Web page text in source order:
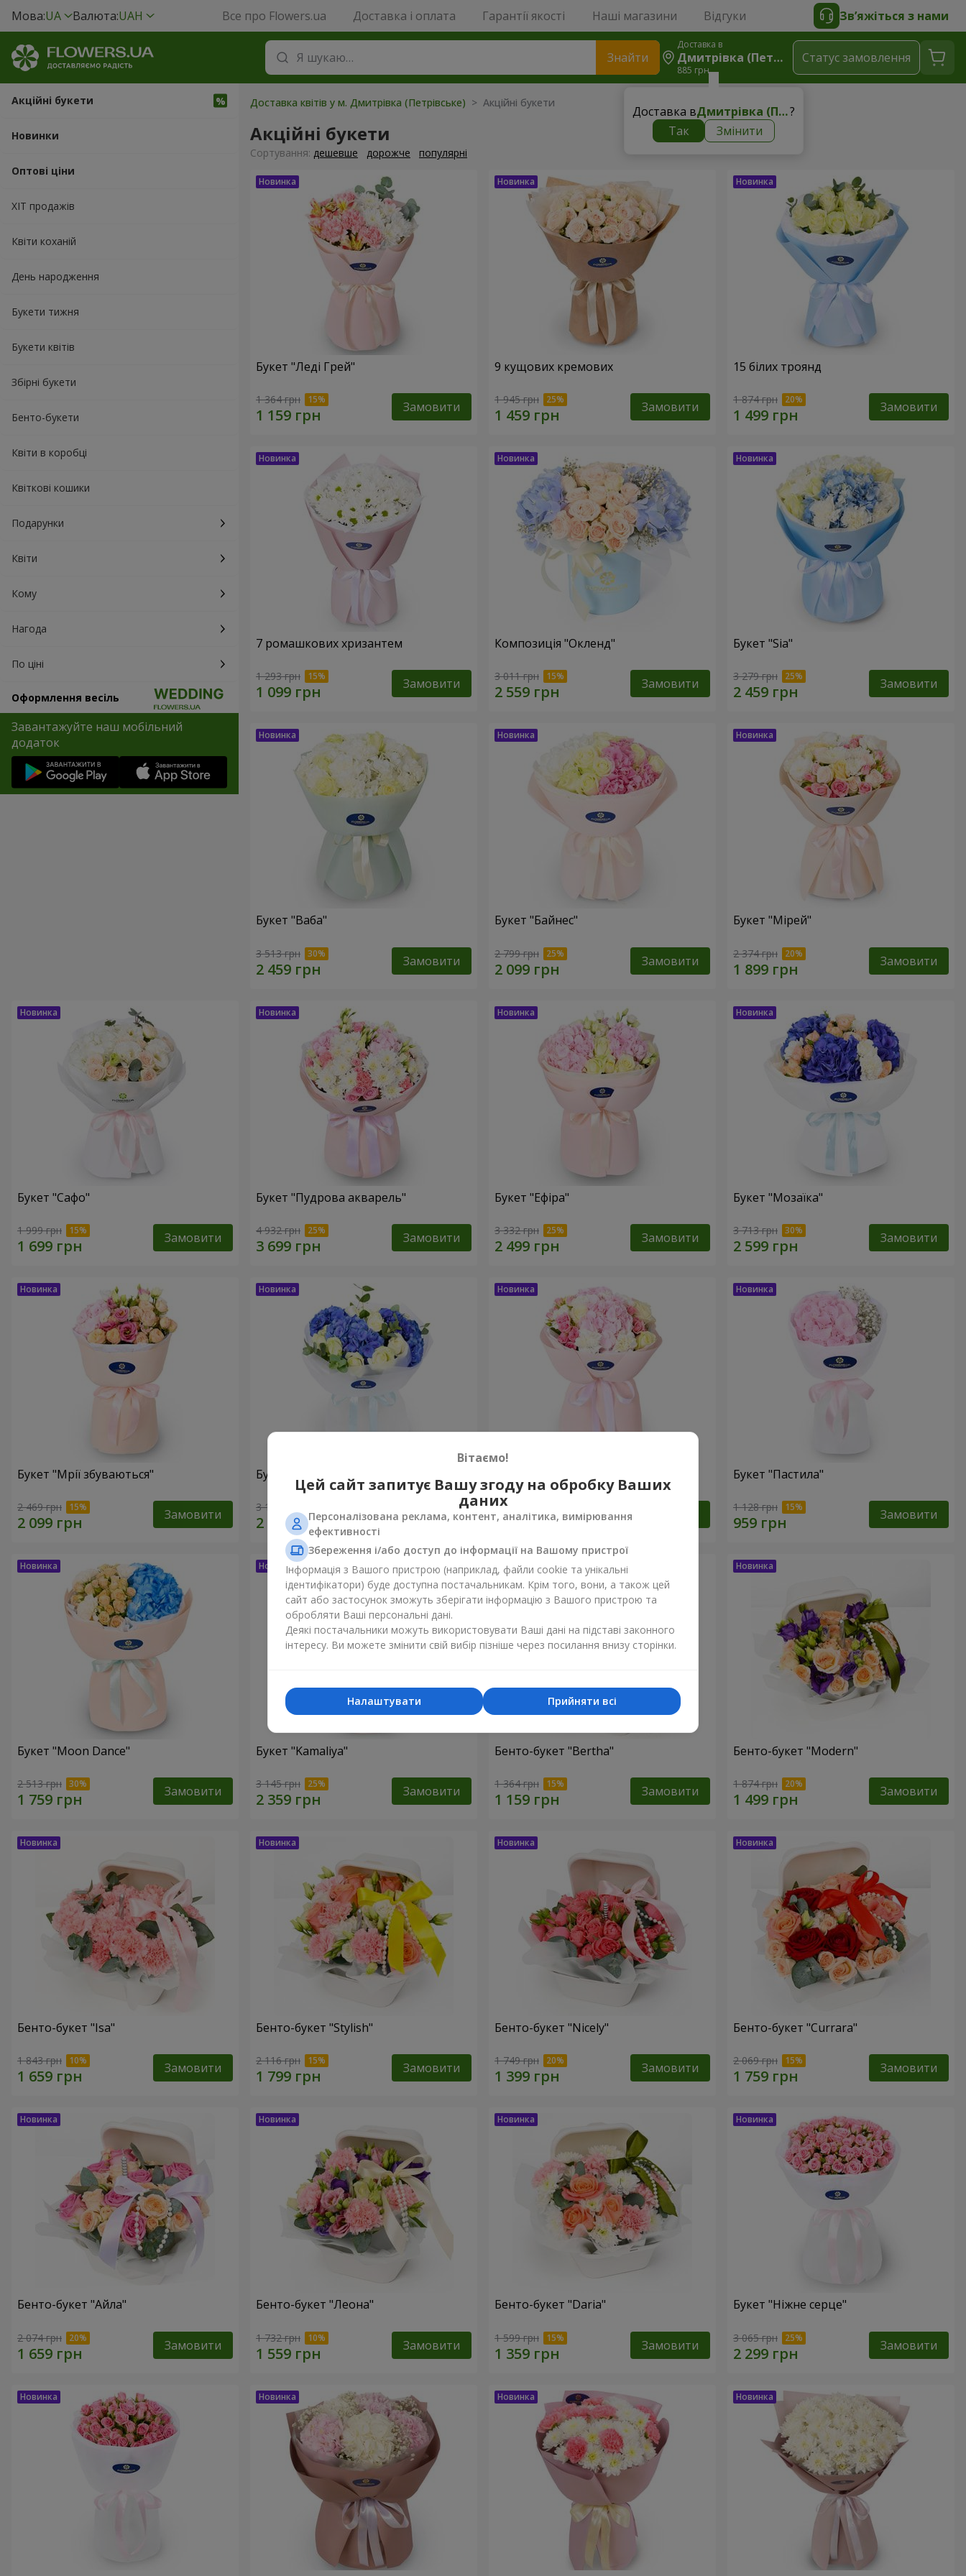
Мова:UA Валюта:UAH Все про Flowers.ua Доставка і оплата Гарантії якості Наші магазини Відгуки Зв’яжіться з нами
Знайти
Доставка в
Дмитрівка (Петрівське)
885 грн
Доставка в Дмитрівка (Петрівське)?
Так
Змінити
Статус замовлення
Акційні букети
Новинки
Оптові ціни
ХІТ продажів
Квіти коханій
День народження
Букети тижня
Букети квітів
Збірні букети
Бенто-букети
Квіти в коробці
Квіткові кошики
Подарунки
Квіти
Кому
Нагода
По ціні
Оформлення весіль
Завантажуйте наш мобільний
додаток
Доставка квітів у м. Дмитрівка (Петрівське) > Акційні букети
Акційні букети
Сортування: дешевше дорожче популярні
Букет "Леді Грей"
1 364 грн Замовити
9 кущових кремових
1 945 грн Замовити
15 білих троянд
1 874 грн Замовити
7 ромашкових хризантем
1 293 грн Замовити
Композиція "Окленд"
3 011 грн Замовити
Букет "Sia"
3 279 грн Замовити
Букет "Ваба"
3 513 грн Замовити
Букет "Байнес"
2 799 грн Замовити
Букет "Мірей"
2 374 грн Замовити
Букет "Сафо"
1 999 грн Замовити
Букет "Пудрова акварель"
4 932 грн Замовити
Букет "Ефіра"
3 332 грн Замовити
Букет "Мозаїка"
3 713 грн Замовити
Букет "Мрії збуваються"
2 469 грн Замовити
Букет "Мрії"
3 124 грн Замовити 3 199 грн
Букет "Пастила"
1 128 грн Замовити
Букет "Moon Dance"
2 513 грн Замовити
Букет "Kamaliya"
3 145 грн Замовити
Бенто-букет "Bertha"
1 364 грн Замовити
Бенто-букет "Modern"
1 874 грн Замовити
Бенто-букет "Isa"
1 843 грн Замовити
Бенто-букет "Stylish"
2 116 грн Замовити
Бенто-букет "Nicely"
1 749 грн Замовити
Бенто-букет "Currara"
2 069 грн Замовити
Бенто-букет "Айла"
2 074 грн Замовити
Бенто-букет "Леона"
1 732 грн Замовити
Бенто-букет "Daria"
1 599 грн Замовити
Букет "Ніжне серце"
3 065 грн Замовити
Вітаємо!
Цей сайт запитує Вашу згоду на обробку Ваших
даних
Персоналізована реклама, контент, аналітика, вимірювання
ефективності
Збереження і/або доступ до інформації на Вашому пристрої
Інформація з Вашого пристрою (наприклад, файли cookie та унікальні
ідентифікатори) буде доступна постачальникам. Крім того, вони, а також цей
сайт або застосунок зможуть зберігати інформацію з Вашого пристрою та
обробляти Ваші персональні дані.
Деякі постачальники можуть використовувати Ваші дані на підставі законного
інтересу. Ви можете змінити свій вибір пізніше через посилання внизу сторінки.
Прийняти всі
Налаштувати